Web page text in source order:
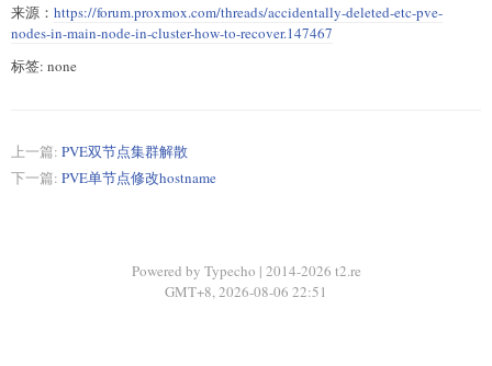
来源： https://forum.proxmox.com/threads/accidentally-deleted-etc-pve-
nodes-in-main-node-in-cluster-how-to-recover.147467
标签: none
上一篇: PVE双节点集群解散
下一篇: PVE单节点修改hostname
Powered by Typecho | 2014-2026 t2.re
GMT+8, 2026-08-06 22:51